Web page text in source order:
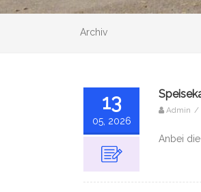
Archiv
13
05, 2026
Admin /
Anbei